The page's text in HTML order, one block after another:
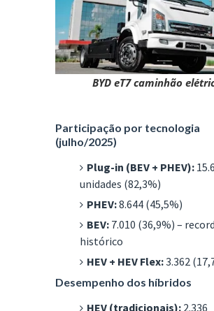
BYD eT7 caminhão
Participação por tecnologia
(julho/2025)
Plug-in (BEV + PHEV):
unidades (82,3%)
PHEV:8.644 (45,5%)
BEV: 7.010 (36,9%) –
histórico
HEV + HEV Flex:3.362
Desempenho dos híbridos
HEV (tradicionais): 2.336